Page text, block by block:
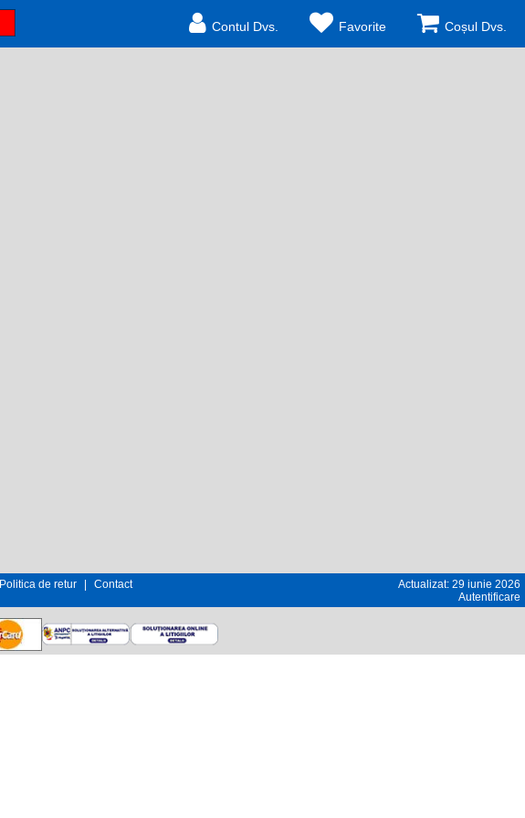
Contul Dvs. Favorite Coșul Dvs.
Politica de retur Contact
Actualizat: 29 iunie 2026
Autentificare